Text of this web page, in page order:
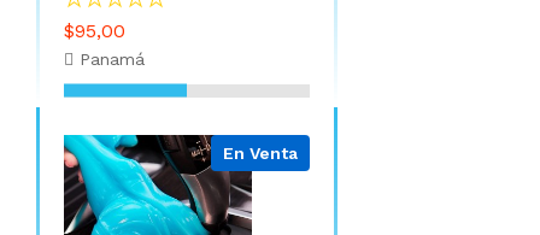
$95,00
Panamá
En Venta